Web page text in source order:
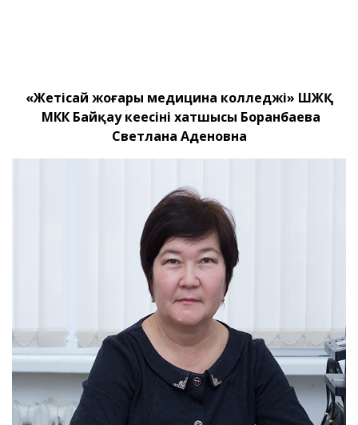
«Жетісай жоғары медицина колледжі» ШЖҚ
МКК Байқау кеңесінің хатшысы Боранбаева
Светлана Аденовна